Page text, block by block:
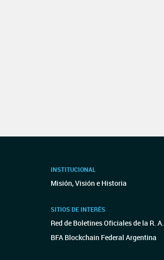
INSTITUCIONAL
Misión, Visión e Historia
SITIOS DE INTERÉS
Red de Boletines Oficiales de la R. A.
BFA Blockchain Federal Argentina